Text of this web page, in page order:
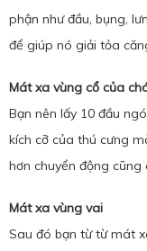
phận như đầu, bụng,
để giúp nó giải tỏa
Mát xa vùng cổ của
Bạn nên lấy 10 đầu
kích cỡ của thú cưng
hơn chuyển động cũng
Mát xa vùng vai
Sau đó bạn từ từ mát